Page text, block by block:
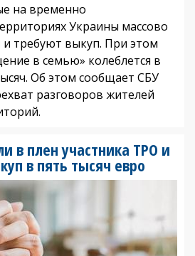
на временно
Украины массово
требуют выкуп. При этом
в семью» колеблется в
Об этом сообщает СБУ
разговоров жителей
в плен участника ТРО и
в пять тысяч евро